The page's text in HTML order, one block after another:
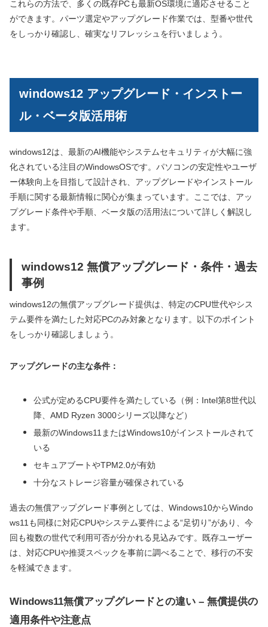
これらの方法で、多くの既存PCも最新OS環境に適応させること
ができます。パーツ選定やアップグレード作業では、型番や世代
をしっかり確認し、確実なリフレッシュを行いましょう。
windows12 アップグレード・インストー
ル・ベータ版活用術
windows12は、最新のAI機能やシステムセキュリティが大幅に強
化されている注目のWindowsOSです。パソコンの安定性やユーザ
ー体験向上を目指して設計され、アップグレードやインストール
手順に関する最新情報に関心が集まっています。ここでは、アッ
プグレード条件や手順、ベータ版の活用法について詳しく解説し
ます。
windows12 無償アップグレード・条件・過去
事例
windows12の無償アップグレード提供は、特定のCPU世代やシス
テム要件を満たした対応PCのみ対象となります。以下のポイント
をしっかり確認しましょう。
アップグレードの主な条件：
公式が定めるCPU要件を満たしている（例：Intel第8世代以
降、AMD Ryzen 3000シリーズ以降など）
最新のWindows11またはWindows10がインストールされて
いる
セキュアブートやTPM2.0が有効
十分なストレージ容量が確保されている
過去の無償アップグレード事例としては、Windows10からWindo
ws11も同様に対応CPUやシステム要件による“足切り”があり、今
回も複数の世代で利用可否が分かれる見込みです。既存ユーザー
は、対応CPUや推奨スペックを事前に調べることで、移行の不安
を軽減できます。
Windows11無償アップグレードとの違い – 無償提供の
適用条件や注意点